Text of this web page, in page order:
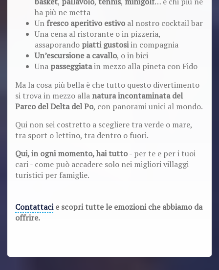
ha più ne metta
Unfresco aperitivo estivo al nostro cocktail bar
Una cena al ristorante o in pizzeria,
assaporando piatti gustosiin compagnia
Un’escursione a cavallo, o in bici
Una passeggiatain mezzo alla pineta con Fido
Ma la cosa più bella è che tutto questo divertimento
si trova in mezzo alla natura incontaminata del
Parco del Delta del Po, con panorami unici al mondo.
Qui non sei costretto a scegliere tra verde o mare,
tra sport o lettino, tra dentro o fuori.
Qui, in ogni momento, hai tutto- per te e per i tuoi
cari - come può accadere solo nei migliori villaggi
turistici per famiglie.
Contattacie scopri tutte le emozioni che abbiamo da
offrire.